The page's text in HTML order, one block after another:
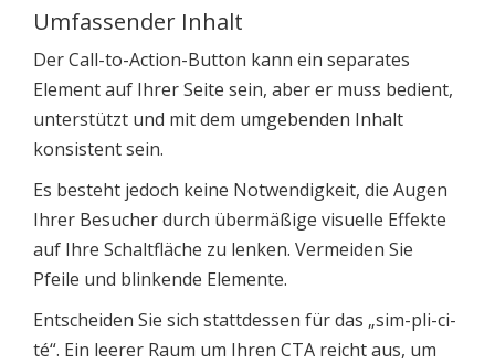
Umfassender Inhalt
Der Call-to-Action-Button kann ein separates
Element auf Ihrer Seite sein, aber er muss bedient,
unterstützt und mit dem umgebenden Inhalt
konsistent sein.
Es besteht jedoch keine Notwendigkeit, die Augen
Ihrer Besucher durch übermäßige visuelle Effekte
auf Ihre Schaltfläche zu lenken. Vermeiden Sie
Pfeile und blinkende Elemente.
Entscheiden Sie sich stattdessen für das „sim-pli-ci-
té“. Ein leerer Raum um Ihren CTA reicht aus, um